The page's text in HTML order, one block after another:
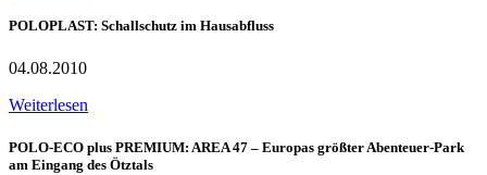
POLOPLAST: Schallschutz im Hausabfluss
04.08.2010
Weiterlesen
POLO-ECO plus PREMIUM: AREA 47 – Europas größter Abenteuer-Park
am Eingang des Ötztals